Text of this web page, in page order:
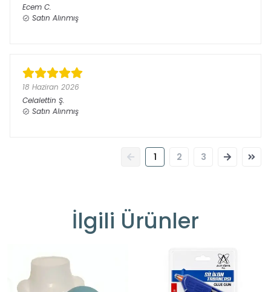
Ecem C.
Satın Alınmış
18 Haziran 2026
Celalettin Ş.
Satın Alınmış
1 2 3
İlgili Ürünler